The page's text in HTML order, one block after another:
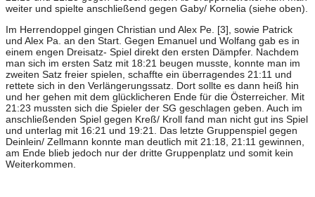
weiter und spielte anschließend gegen Gaby/ Kornelia (siehe oben).
Im Herrendoppel gingen Christian und Alex Pe. [3], sowie Patrick
und Alex Pa. an den Start. Gegen Emanuel und Wolfang gab es in
einem engen Dreisatz- Spiel direkt den ersten Dämpfer. Nachdem
man sich im ersten Satz mit 18:21 beugen musste, konnte man im
zweiten Satz freier spielen, schaffte ein überragendes 21:11 und
rettete sich in den Verlängerungssatz. Dort sollte es dann heiß hin
und her gehen mit dem glücklicheren Ende für die Österreicher. Mit
21:23 mussten sich die Spieler der SG geschlagen geben. Auch im
anschließenden Spiel gegen Kreß/ Kroll fand man nicht gut ins Spiel
und unterlag mit 16:21 und 19:21. Das letzte Gruppenspiel gegen
Deinlein/ Zellmann konnte man deutlich mit 21:18, 21:11 gewinnen,
am Ende blieb jedoch nur der dritte Gruppenplatz und somit kein
Weiterkommen.